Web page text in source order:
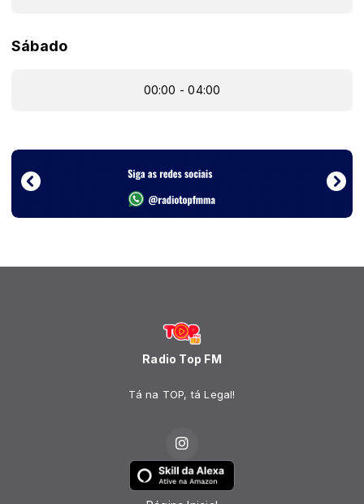
Sábado
00:00 - 04:00
Radio Top FM
Tá na TOP, tá Legal!